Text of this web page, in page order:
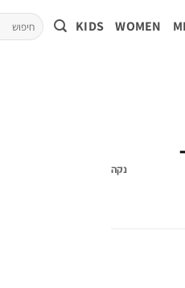
WOMEN
KIDS
נקה